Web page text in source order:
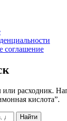
соглашение
расходник.
кислота”.
Найти